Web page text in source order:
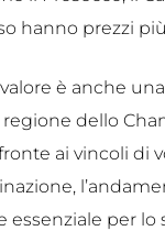
hanno prezzi
è anche
regione dello
ai vincoli di
essenziale per lo